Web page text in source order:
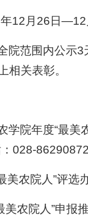
年12月26日
院范围内公示
相关表彰。
学院年度“最
028-
美农院人”评选
美农院人”申报